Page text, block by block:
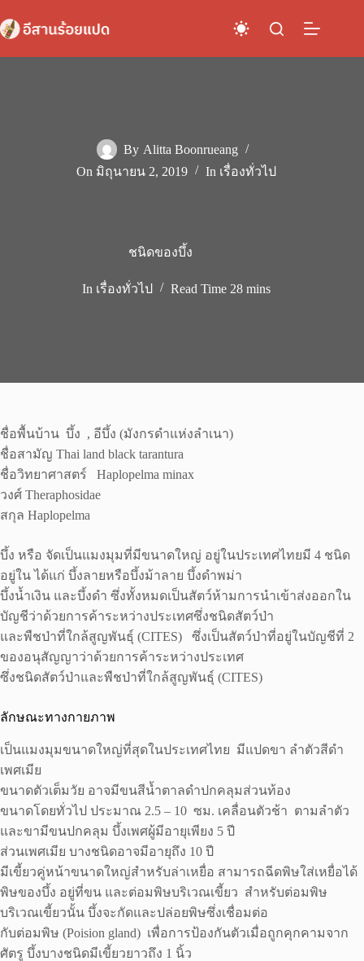
to
content
By Alitta Boonrueang
On มิถุนายน 2, 2019 In เรื่องทั่วไป
ชนิดของบึ้ง
In เรื่องทั่วไป Read Time 28 mins
ชื่อพื้นบ้าน บึ้ง , อีบึ้ง (มังกรดำแห่งลำเนา)
ชื่อสามัญ Thai land black tarantura
ชื่อวิทยาศาสตร์ Haplopelma minax
วงศ์ Theraphosidae
สกุล Haplopelma
บึ้ง หรือ จัดเป็นแมงมุมที่มีขนาดใหญ่ อยู่ในประเทศไทยมี 4 ชนิด
อยู่ใน ได้แก่ บึ้งลายหรือบึ้งม้าลาย บึ้งดำพม่า
บึ้งน้ำเงิน และบึ้งดำ ซึ่งทั้งหมดเป็นสัตว์ห้ามการนำเข้าส่งออกใน
บัญชีว่าด้วยการค้าระหว่างประเทศซึ่งชนิดสัตว์ป่า
และพืชป่าที่ใกล้สูญพันธุ์ (CITES) ซึ่งเป็นสัตว์ป่าที่อยู่ในบัญชีที่ 2
ของอนุสัญญาว่าด้วยการค้าระหว่างประเทศ
ซึ่งชนิดสัตว์ป่าและพืชป่าที่ใกล้สูญพันธุ์ (CITES)
ลักษณะทางกายภาพ
เป็นแมงมุมขนาดใหญ่ที่สุดในประเทศไทย มีแปดขา ลำตัวสีดำ
เพศเมีย
ขนาดตัวเต็มวัย อาจมีขนสีน้ำตาลดำปกคลุมส่วนท้อง
ขนาดโดยทั่วไป ประมาณ 2.5 – 10 ซม. เคลื่อนตัวช้า ตามลำตัว
และขามีขนปกคลุม บึ้งเพศผู้มีอายุเพียง 5 ปี
ส่วนเพศเมีย บางชนิดอาจมีอายุถึง 10 ปี
มีเขี้ยวคู่หน้าขนาดใหญ่สำหรับล่าเหยื่อ สามารถฉีดพิษใส่เหยื่อได้
พิษของบึ้ง อยู่ที่ขน และต่อมพิษบริเวณเขี้ยว สำหรับต่อมพิษ
บริเวณเขี้ยวนั้น บึ้งจะกัดและปล่อยพิษซึ่งเชื่อมต่อ
กับต่อมพิษ (Poision gland) เพื่อการป้องกันตัวเมื่อถูกคุกคามจาก
ศัตรู บึ้งบางชนิดมีเขี้ยวยาวถึง 1 นิ้ว